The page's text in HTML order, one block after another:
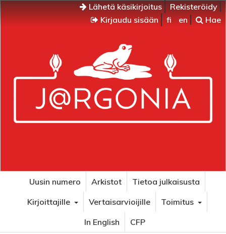
Lähetä käsikirjoitus
Rekisteröidy
Kirjaudu sisään
fi en Hae
Uusin numero Arkistot
Tietoa julkaisusta
Kirjoittajille
Vertaisarvioijille
Toimitus
In English
CFP